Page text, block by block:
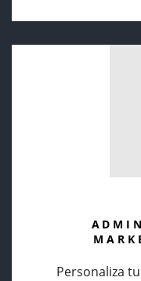
Personaliza